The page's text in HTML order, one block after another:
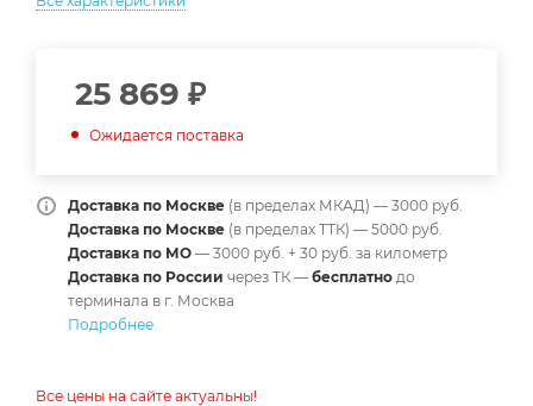
25 869 ₽
Ожидается поставка
Доставка по Москве (в пределах МКАД) — 3000 руб.
Доставка по Москве (в пределах ТТК) — 5000 руб.
Доставка по МО — 3000 руб. + 30 руб. за километр
Доставка по России через ТК — бесплатно до
терминала в г. Москва
Подробнее
Все цены на сайте актуальны!